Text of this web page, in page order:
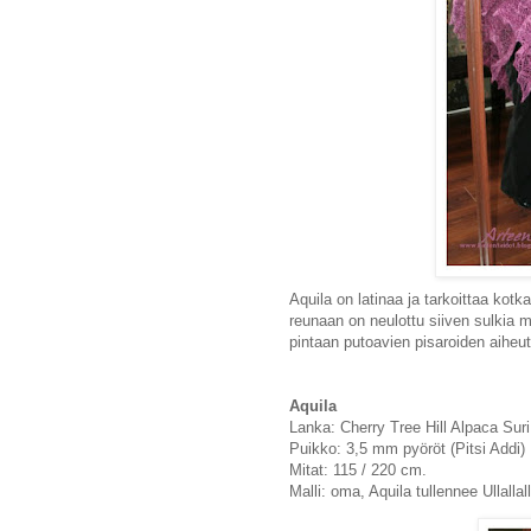
Aquila on latinaa ja tarkoittaa
reunaan on neulottu siiven sulkia
pintaan putoavien pisaroiden
Aquila
Lanka: Cherry Tree Hill Alpaca
Puikko: 3,5 mm pyöröt (Pitsi Addi)
Mitat: 115 / 220 cm.
Malli: oma, Aquila tullennee